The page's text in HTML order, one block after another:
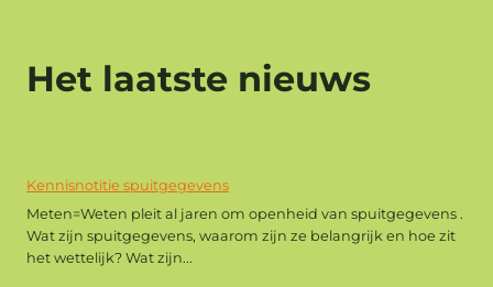
Het laatste nieuws
Kennisnotitie spuitgegevens
Meten=Weten pleit al jaren om openheid van spuitgegevens .
Wat zijn spuitgegevens, waarom zijn ze belangrijk en hoe zit
het wettelijk? Wat zijn...